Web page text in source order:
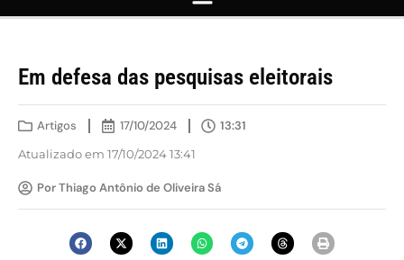
Em defesa das pesquisas eleitorais
Artigos 17/10/2024 13:31
Atualizado em 17/10/2024 13:41
Por Thiago Antônio de Oliveira Sá